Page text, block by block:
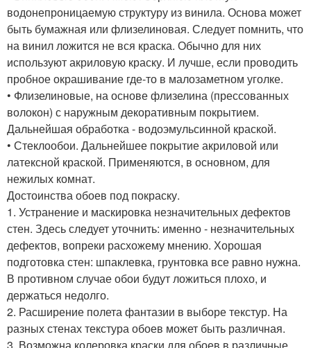
водонепроницаемую структуру из винила. Основа может
быть бумажная или флизелиновая. Следует помнить, что
на винил ложится не вся краска. Обычно для них
используют акриловую краску. И лучше, если проводить
пробное окрашивание где-то в малозаметном уголке.
• Флизелиновые, на основе флизелина (прессованных
волокон) с наружным декоративным покрытием.
Дальнейшая обработка - водоэмульсинной краской.
• Стеклообои. Дальнейшее покрытие акриловой или
латексной краской. Применяются, в основном, для
нежилых комнат.
Достоинства обоев под покраску.
1. Устранение и маскировка незначительных дефектов
стен. Здесь следует уточнить: именно - незначительных
дефектов, вопреки расхожему мнению. Хорошая
подготовка стен: шпаклевка, грунтовка все равно нужна.
В противном случае обои будут ложиться плохо, и
держаться недолго.
2. Расширение полета фантазии в выборе текстур. На
разных стенах текстура обоев может быть различная.
3. Возможна колеровка краски для обоев в различные